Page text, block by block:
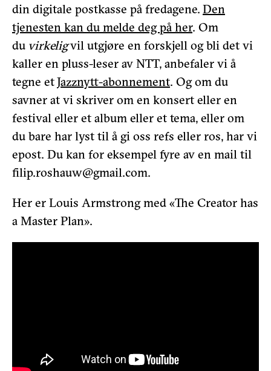
din digitale postkasse på fredagene. Den
tjenesten kan du melde deg på her. Om
du virkeligvil utgjøre en forskjell og bli det vi
kaller en pluss-leser av NTT, anbefaler vi å
tegne etJazznytt-abonnement. Og om du
savner at vi skriver om en konsert eller en
festival eller et album eller et tema, eller om
du bare har lyst til å gi oss refs eller ros, har vi
epost. Du kan for eksempel fyre av en mail til
filip.roshauw@gmail.com.
Her er Louis Armstrong med «The Creator has
a Master Plan».